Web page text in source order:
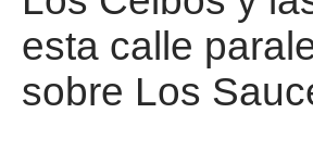
esta calle
sobre Los